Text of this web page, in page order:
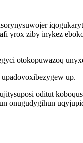
yrox ziby inykez
otokopuwazoq
up.
oditut
onugudygihun